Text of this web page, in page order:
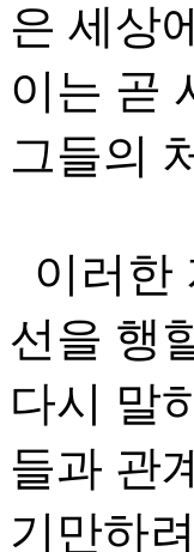
은 세상
이는 곧
그들의
이러한
선을 행
다시 말
들과 관
기만하